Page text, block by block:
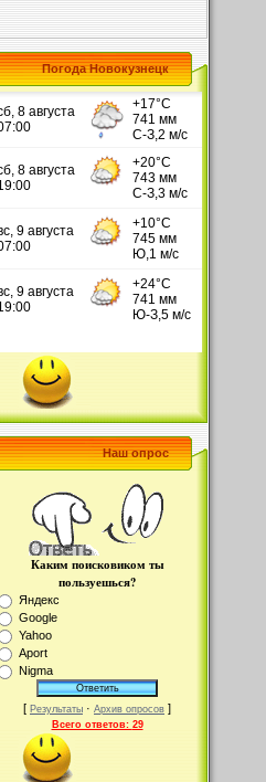
Погода Новокузнецк
Наш опрос
Каким поисковиком ты
пользуешься?
Яндекс
Google
Yahoo
Aport
Nigma
[ Результаты · Архив опросов ]
Всего ответов: 29